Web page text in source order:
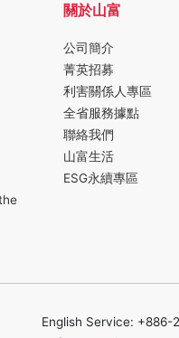
關於山富
公司簡介
菁英招募
利害關係人專區
全省服務據點
聯絡我們
山富生活
ESG永續專區
English Service: +886-